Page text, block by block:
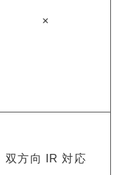
×
双方向 IR 対応